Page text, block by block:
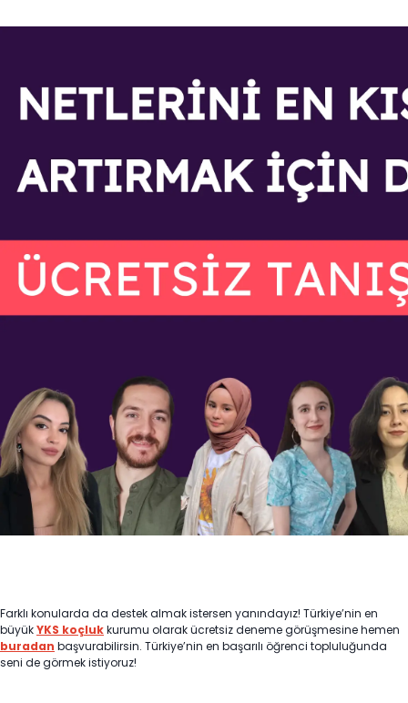
Farklı konularda da destek almak istersen yanındayız! Türkiye’nin en
büyükYKS koçlukkurumu olarak ücretsiz deneme görüşmesine hemen
buradan başvurabilirsin. Türkiye’nin en başarılı öğrenci topluluğunda
seni de görmek istiyoruz!